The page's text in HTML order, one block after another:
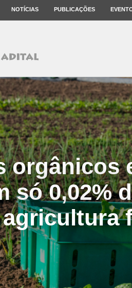
NOTÍCIAS PUBLICAÇÕES
orgânicos
só 0,02%
agricultura